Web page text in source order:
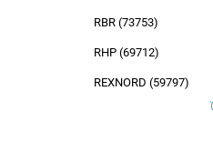
RBR (73753)
RHP (69712)
REXNORD (59797)